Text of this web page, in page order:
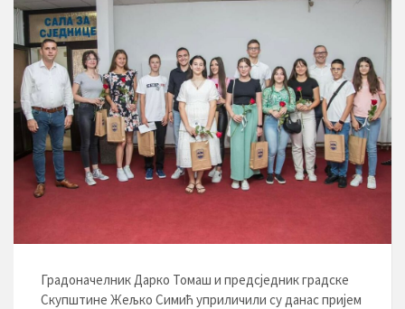
Градоначелник Дарко Томаш и предсједник градске
Скупштине Жељко Симић уприличили су данас пријем